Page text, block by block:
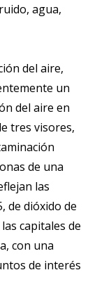
agua,
del aire,
un
del aire en
tres visores,
de una
las
de dióxido de
capitales de
con una
de interés